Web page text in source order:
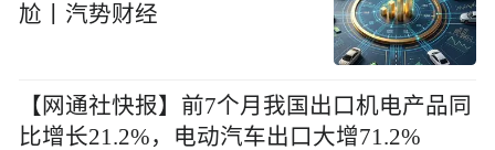
尬丨汽势财经
【网通社快报】前7个月我国出口机电产品同
比增长21.2%，电动汽车出口大增71.2%